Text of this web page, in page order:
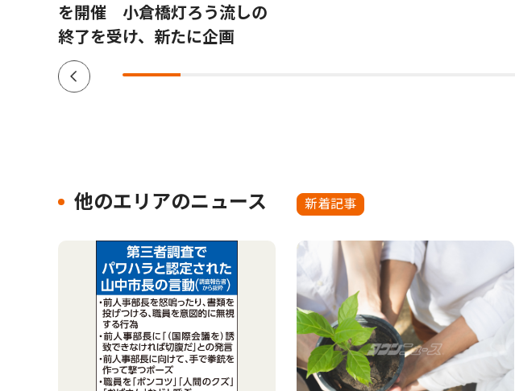
を開催 小倉橋灯ろう流しの
終了を受け、新たに企画
他のエリアのニュース 新着記事